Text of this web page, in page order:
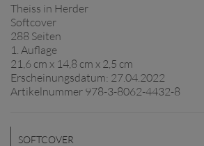
Theiss in Herder
Softcover
288 Seiten
1. Auflage
21,6 cm x 14,8 cm x 2,5 cm
Erscheinungsdatum: 27.04.2022
Artikelnummer 978-3-8062-4432-8
SOFTCOVER